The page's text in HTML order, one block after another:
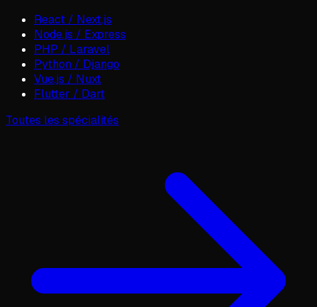
React / Next.js
Node.js / Express
PHP / Laravel
Python / Django
Vue.js / Nuxt
Flutter / Dart
Toutes les spécialités